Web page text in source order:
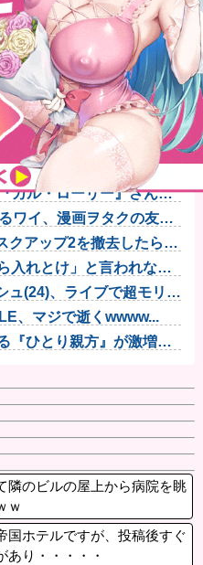
、エッッッッッッッッッ
スブター』開発者絶望、
刑7年で逝く。実刑確実か
タレントからいじめられ
にはなんの責任もないの
ビュー 試合後に涙…
対に作れないん？他
カル・ローリー』さんの
ワイ、漫画ヲタクの友人
クアップ2を撤去したらし
入れとけ」と言われなく
ュ(24)、ライブで超モリマ
、マジで逝くwwww...
る『ひとり親方』が激増
隣のビルの屋上から病院を眺
ｗ
国ホテルですが、投稿後すぐ
あり・・・・・